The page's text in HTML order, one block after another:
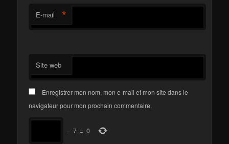
E-mail *
Site web
Enregistrer mon nom, mon e-mail et mon site dans le
navigateur pour mon prochain commentaire.
− 7 = 0